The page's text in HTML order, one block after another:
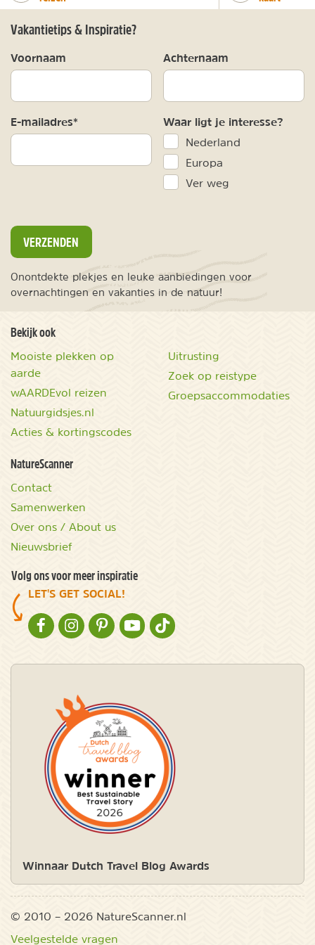
Vakantietips & Inspiratie?
Voornaam Achternaam
E-mailadres* Waar ligt je interesse?
Nederland
Europa
Ver weg
VERZENDEN
Onontdekte plekjes en leuke aanbiedingen voor
overnachtingen en vakanties in de natuur!
Bekijk ook
Mooiste plekken op
aarde
wAARDEvol reizen
Natuurgidsjes.nl
Acties & kortingscodes
Uitrusting
Zoek op reistype
Groepsaccommodaties
NatureScanner
Contact
Samenwerken
Over ons / About us
Nieuwsbrief
Volg ons voor meer inspiratie
LET'S GET SOCIAL!
NATURESCANNER OP FACEBOOK
NATURESCANNER OP INSTAGRAM
NATURESCANNER OP PINTEREST
NATURESCANNER OP YOUTUBE
NATURESCANNER OP TIKTOK
Winnaar Dutch Travel Blog Awards
© 2010 – 2026 NatureScanner.nl
Veelgestelde vragen